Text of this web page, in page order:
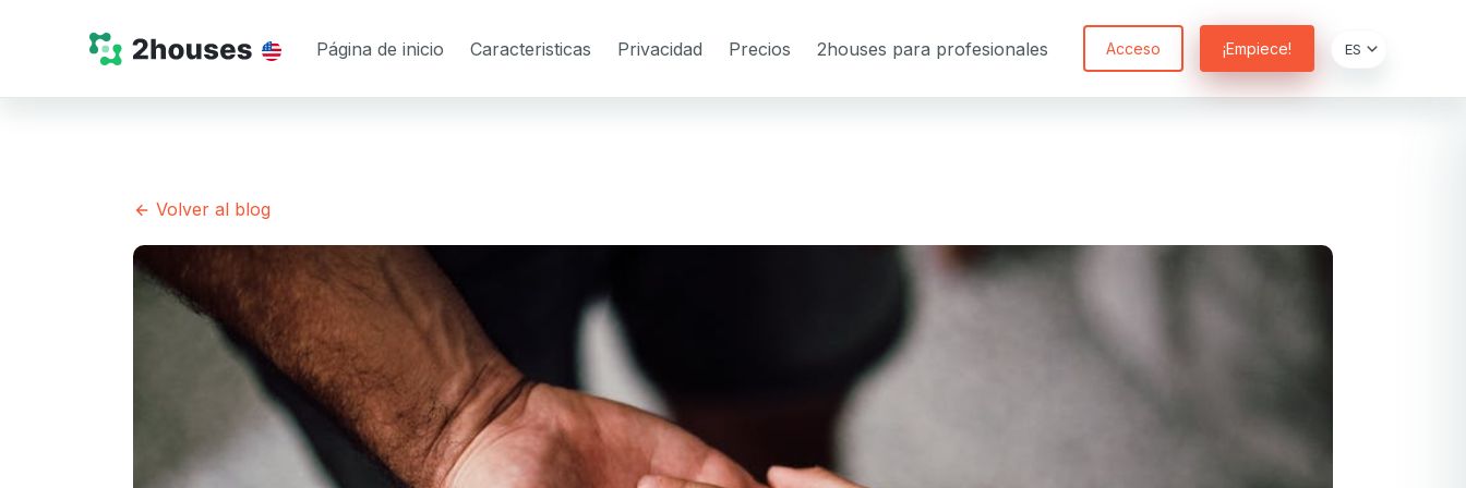
Página de inicio Caracteristicas Privacidad Precios 2houses para profesionales Acceso ¡Empiece!
Volver al blog